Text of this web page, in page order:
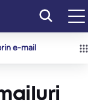
e-mail